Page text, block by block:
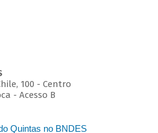
100 - Centro
- Acesso B
Quintas no BNDES